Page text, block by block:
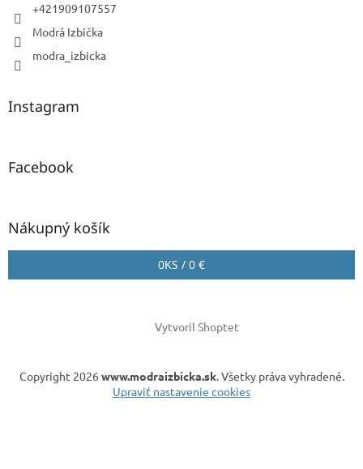
+421909107557
Modrá Izbička
modra_izbicka
Instagram
Facebook
Nákupný košík
0KS / 0 €
Vytvoril Shoptet
Copyright 2026 www.modraizbicka.sk. Všetky práva vyhradené.
Upraviť nastavenie cookies